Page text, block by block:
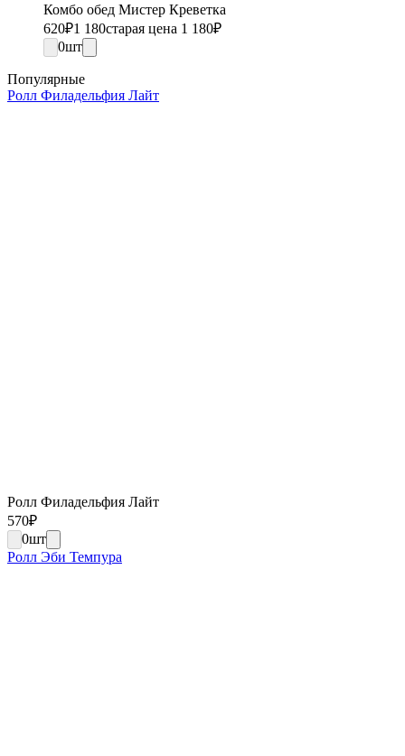
Комбо обед Мистер Креветка
620₽1 180старая цена 1 180₽
0шт
Популярные
Ролл Филадельфия Лайт
Ролл Филадельфия Лайт
570₽
0шт
Ролл Эби Темпура